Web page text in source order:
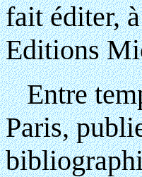
fait éditer,
Editions
Entre
Paris,